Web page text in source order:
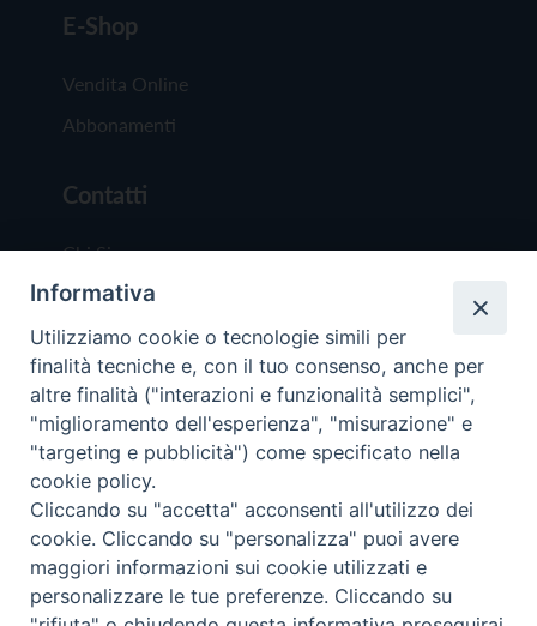
E-Shop
Vendita Online
Abbonamenti
Contatti
Chi Siamo
Redazione
Scrivici
Copyright © 2019 - Tutti i diritti riservati - Vita
Trentina Editrice
Privacy Policy
Torna
Informativa
Utilizziamo cookie o tecnologie simili per
finalità tecniche e, con il tuo consenso, anche per
altre finalità ("interazioni e funzionalità semplici",
"miglioramento dell'esperienza", "misurazione" e
"targeting e pubblicità") come specificato nella
cookie policy.
Cliccando su "accetta" acconsenti all'utilizzo dei
cookie. Cliccando su "personalizza" puoi avere
maggiori informazioni sui cookie utilizzati e
personalizzare le tue preferenze. Cliccando su